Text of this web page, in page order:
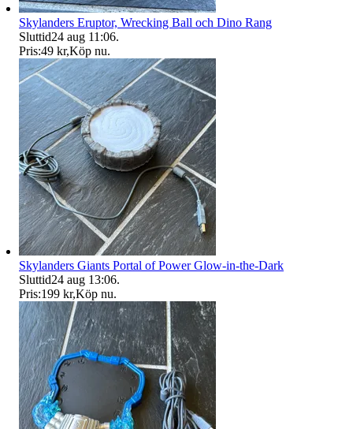
Skylanders Eruptor, Wrecking Ball och Dino Rang
Sluttid24 aug 11:06.
Pris:49 kr,Köp nu.
Skylanders Giants Portal of Power Glow-in-the-Dark
Sluttid24 aug 13:06.
Pris:199 kr,Köp nu.